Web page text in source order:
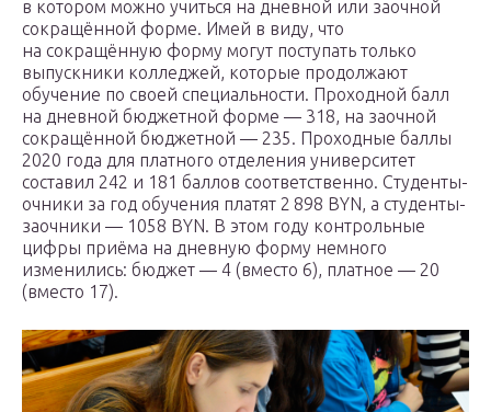
в котором можно учиться на дневной или заочной
сокращённой форме. Имей в виду, что
на сокращённую форму могут поступать только
выпускники колледжей, которые продолжают
обучение по своей специальности. Проходной балл
на дневной бюджетной форме — 318, на заочной
сокращённой бюджетной — 235. Проходные баллы
2020 года для платного отделения университет
составил 242 и 181 баллов соответственно. Студенты-
очники за год обучения платят 2 898 BYN, а студенты-
заочники — 1058 BYN. В этом году контрольные
цифры приёма на дневную форму немного
изменились: бюджет — 4 (вместо 6), платное — 20
(вместо 17).